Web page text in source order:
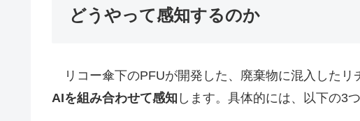
どうやって感知するのか
リコー傘下のPFUが開発した、廃棄物に混入したリ
AIを組み合わせて感知 します。具体的には、以下の3